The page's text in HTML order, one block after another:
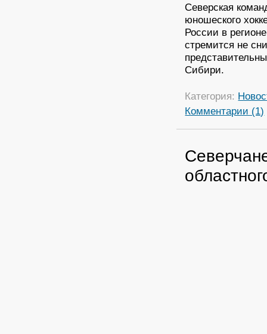
Северская
юношеского
России в
стремится не
Сибири.
Категория:
Комментарии (1)